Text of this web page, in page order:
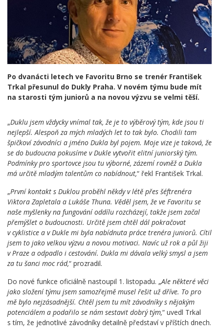
Po dvanácti letech ve Favoritu Brno se trenér František
Trkal přesunul do Dukly Praha. V novém týmu bude mít
na starosti tým juniorů a na novou výzvu se velmi těší.
„Duklu jsem vždycky vnímal tak, že je to výběrový tým, kde jsou ti
nejlepší. Alespoň za mých mladých let to tak bylo. Chodili tam
špičkoví závodníci a jméno Dukla byl pojem. Moje vize je taková, že
se do budoucna pokusíme v Dukle vytvořit elitní juniorský tým.
Podmínky pro sportovce jsou tu výborné, zázemí rovněž a Dukla
má určitě mladým talentům co nabídnout,“ řekl František Trkal.
„První kontakt s Duklou proběhl někdy v létě přes šéftrenéra
Viktora Zapletala a Lukáše Thuna. Věděl jsem, že ve Favoritu se
naše myšlenky na fungování oddílu rozcházejí, takže jsem začal
přemýšlet o budoucnosti. Určitě jsem chtěl dál pokračovat
v cyklistice a v Dukle mi byla nabídnuta práce trenéra juniorů. Cítil
jsem to jako velkou výzvu a novou motivaci. Navíc už rok a půl žiji
v Praze a odpadlo i cestování. Dukla mi dávala velký smysl a jsem
za tu šanci moc rád,“ prozradil.
Do nové funkce oficiálně nastoupil 1. listopadu. „Ale některé věci
jako složení týmu jsem samozřejmě musel řešit už dříve. To pro
mě bylo nejzásadnější. Chtěl jsem tu mít závodníky s nějakým
potenciálem a podařilo se nám sestavit dobrý tým,“ uvedl Trkal
s tím, že jednotlivé závodníky detailně představí v příštích dnech.